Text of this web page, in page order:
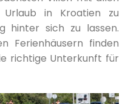
in Kroatien zu
hinter sich zu lassen.
Ferienhäusern finden
richtige Unterkunft für